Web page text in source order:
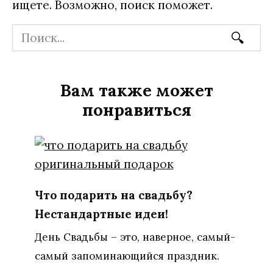
ищете. Возможно, поиск поможет.
Search
for:
Вам также может
понравиться
Что подарить на свадьбу?
Нестандартные идеи!
День Свадьбы – это, наверное, самый-
самый запоминающийся праздник.